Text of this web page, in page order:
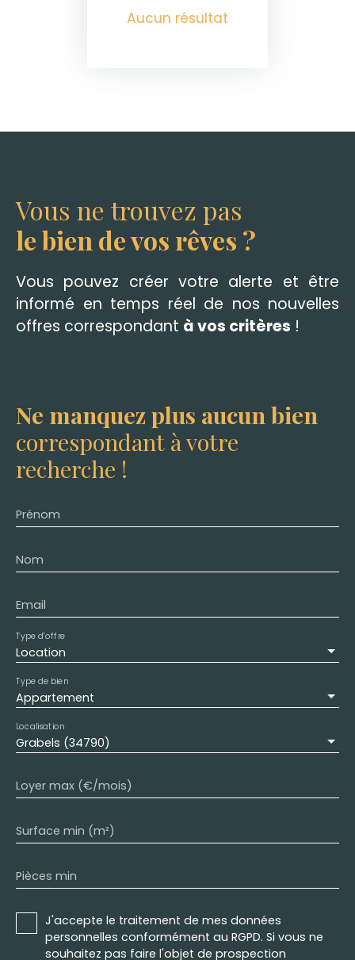
Aucun résultat
Vous ne trouvez pas
le bien de vos rêves ?
Vous pouvez créer votre alerte et être
informé en temps réel de nos nouvelles
offres correspondant à vos critères !
Ne manquez plus aucun bien
correspondant à votre
recherche !
Prénom
Nom
Email
Location
Type d'offre
Appartement
Type de bien
Grabels (34790)
Localisation
Loyer max (€/mois)
Surface min (m²)
Pièces min
J'accepte le traitement de mes données
personnelles conformément au RGPD. Si vous ne
souhaitez pas faire l'objet de prospection